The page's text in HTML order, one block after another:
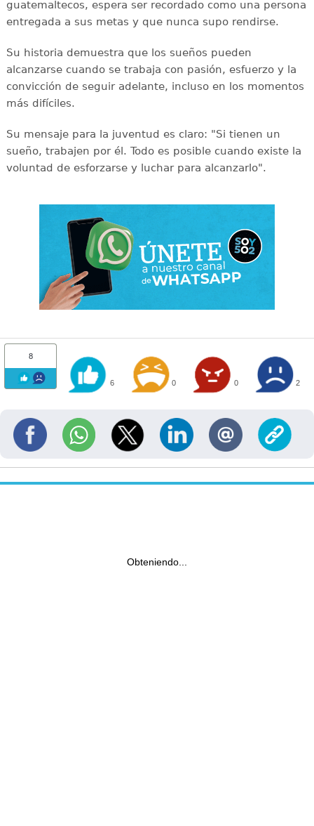
guatemaltecos, espera ser recordado como una persona
entregada a sus metas y que nunca supo rendirse.
Su historia demuestra que los sueños pueden
alcanzarse cuando se trabaja con pasión, esfuerzo y la
convicción de seguir adelante, incluso en los momentos
más difíciles.
Su mensaje para la juventud es claro: "Si tienen un
sueño, trabajen por él. Todo es posible cuando existe la
voluntad de esforzarse y luchar para alcanzarlo".
8
6 0 0 2
Obteniendo...